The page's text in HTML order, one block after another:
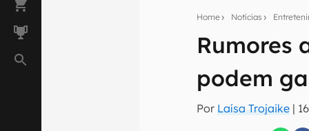
Home Notícias
Rumores
podem
Por Laísa Trojaike |
Assine a